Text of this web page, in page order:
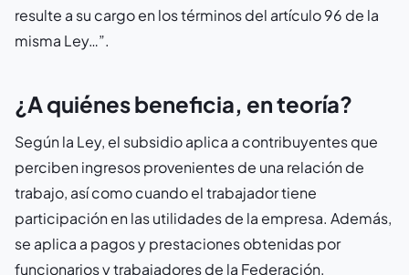
resulte a su cargo en los términos del artículo 96 de la
misma Ley…”.
¿A quiénes beneficia, en teoría?
Según la Ley, el subsidio aplica a contribuyentes que
perciben ingresos provenientes de una relación de
trabajo, así como cuando el trabajador tiene
participación en las utilidades de la empresa. Además,
se aplica a pagos y prestaciones obtenidas por
funcionarios y trabajadores de la Federación,